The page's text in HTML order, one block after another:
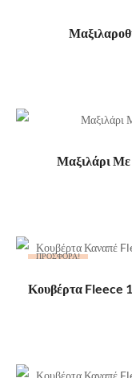
Μαξιλάρι
ΠΡΟΣΦΟΡΆ!
Κουβέρτα Fleece